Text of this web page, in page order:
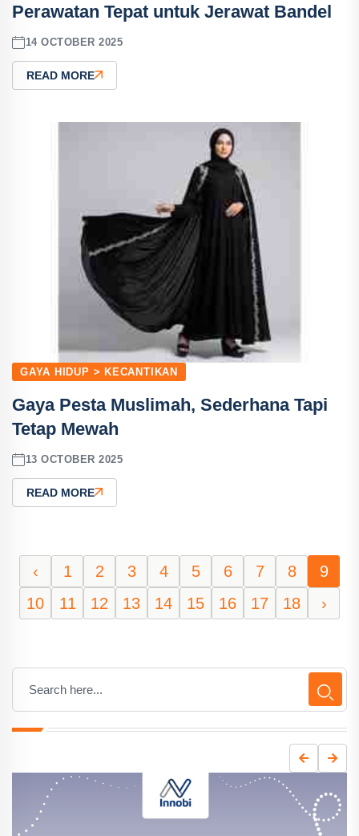
Perawatan Tepat untuk Jerawat Bandel
14 OCTOBER 2025
READ MORE
GAYA HIDUP > KECANTIKAN
Gaya Pesta Muslimah, Sederhana Tapi
Tetap Mewah
13 OCTOBER 2025
READ MORE
‹ 1 2 3 4 5 6 7 8
9
10
11 12 13 14 15 16 17 18 ›